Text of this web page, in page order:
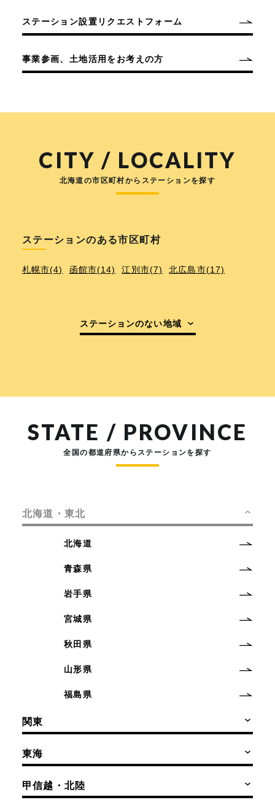
ステーション設置リクエストフォーム
事業参画、土地活用をお考えの方
CITY / LOCALITY
北海道の市区町村からステーションを探す
ステーションのある市区町村
札幌市(4) 函館市(14) 江別市(7) 北広島市(17)
ステーションのない地域
STATE / PROVINCE
全国の都道府県からステーションを探す
北海道・東北
北海道
青森県
岩手県
宮城県
秋田県
山形県
福島県
関東
東海
甲信越・北陸